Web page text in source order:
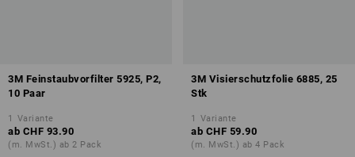
3M Feinstaubvorfilter 5925, P2,
10 Paar
1 Variante
ab CHF 93.90
(m. MwSt.) ab 2 Pack
3M Visierschutzfolie 6885, 25
Stk
1 Variante
ab CHF 59.90
(m. MwSt.) ab 4 Pack